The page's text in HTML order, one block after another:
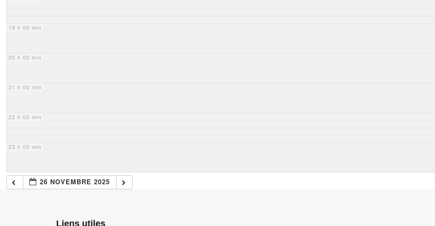
19 h 00 min
20 h 00 min
21 h 00 min
22 h 00 min
23 h 00 min
26 NOVEMBRE 2025
Liens utiles